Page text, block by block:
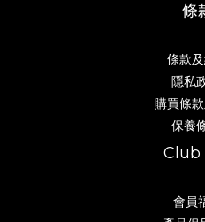
條
條款
隱私
購買條
保養
Club
會員